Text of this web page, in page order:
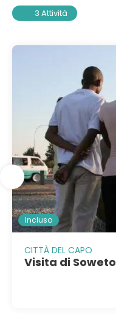
3 Attività
Incluso
CITTÀ DEL CAPO
Visita di Soweto